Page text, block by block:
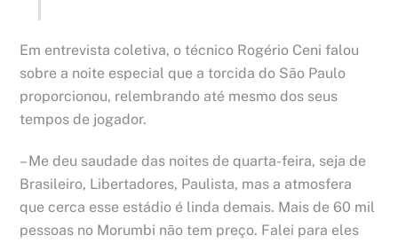
Em entrevista coletiva, o técnico Rogério Ceni falou
sobre a noite especial que a torcida do São Paulo
proporcionou, relembrando até mesmo dos seus
tempos de jogador.
– Me deu saudade das noites de quarta-feira, seja de
Brasileiro, Libertadores, Paulista, mas a atmosfera
que cerca esse estádio é linda demais. Mais de 60 mil
pessoas no Morumbi não tem preço. Falei para eles